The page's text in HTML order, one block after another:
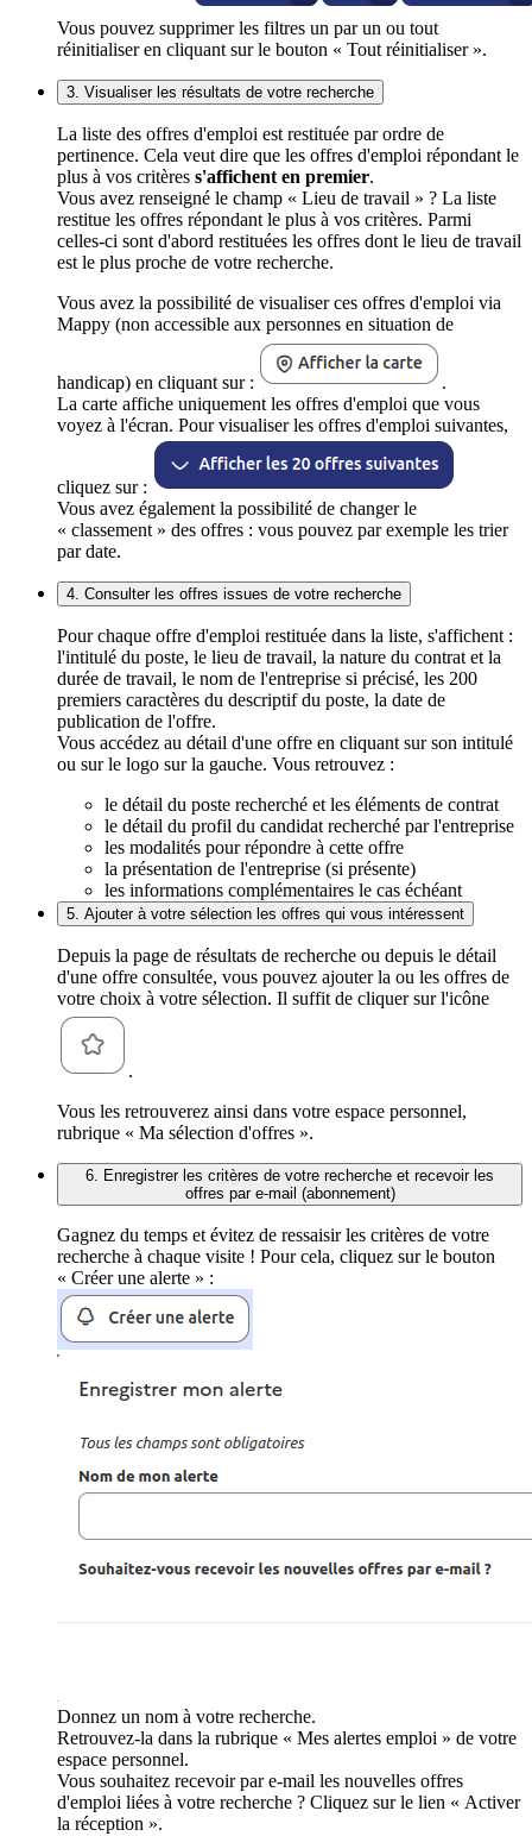
Vous pouvez supprimer les filtres un par un ou tout
réinitialiser en cliquant sur le bouton « Tout réinitialiser ».
3. Visualiser les résultats de votre recherche
La liste des offres d'emploi est restituée par ordre de
pertinence. Cela veut dire que les offres d'emploi répondant le
plus à vos critères s'affichent en premier.
Vous avez renseigné le champ « Lieu de travail » ? La liste
restitue les offres répondant le plus à vos critères. Parmi
celles-ci sont d'abord restituées les offres dont le lieu de travail
est le plus proche de votre recherche.
Vous avez la possibilité de visualiser ces offres d'emploi via
Mappy (non accessible aux personnes en situation de
handicap) en cliquant sur :
.
La carte affiche uniquement les offres d'emploi que vous
voyez à l'écran. Pour visualiser les offres d'emploi suivantes,
cliquez sur :
Vous avez également la possibilité de changer le
« classement » des offres : vous pouvez par exemple les trier
par date.
4. Consulter les offres issues de votre recherche
Pour chaque offre d'emploi restituée dans la liste, s'affichent :
l'intitulé du poste, le lieu de travail, la nature du contrat et la
durée de travail, le nom de l'entreprise si précisé, les 200
premiers caractères du descriptif du poste, la date de
publication de l'offre.
Vous accédez au détail d'une offre en cliquant sur son intitulé
ou sur le logo sur la gauche. Vous retrouvez :
le détail du poste recherché et les éléments de contrat
le détail du profil du candidat recherché par l'entreprise
les modalités pour répondre à cette offre
la présentation de l'entreprise (si présente)
les informations complémentaires le cas échéant
5. Ajouter à votre sélection les offres qui vous intéressent
Depuis la page de résultats de recherche ou depuis le détail
d'une offre consultée, vous pouvez ajouter la ou les offres de
votre choix à votre sélection. Il suffit de cliquer sur l'icône
.
Vous les retrouverez ainsi dans votre espace personnel,
rubrique « Ma sélection d'offres ».
6. Enregistrer les critères de votre recherche et recevoir les
offres par e-mail (abonnement)
Gagnez du temps et évitez de ressaisir les critères de votre
recherche à chaque visite ! Pour cela, cliquez sur le bouton
« Créer une alerte » :
Donnez un nom à votre recherche.
Retrouvez-la dans la rubrique « Mes alertes emploi » de votre
espace personnel.
Vous souhaitez recevoir par e-mail les nouvelles offres
d'emploi liées à votre recherche ? Cliquez sur le lien « Activer
la réception ».